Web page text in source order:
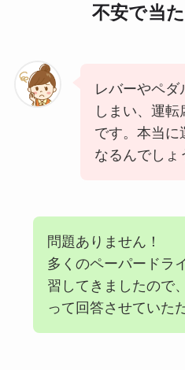
不安で当
レバーやペダ
しまい、運
です。本当に
なるんでしょ
問題ありません！
多くのペーパードラ
習してきましたので
って回答させていた